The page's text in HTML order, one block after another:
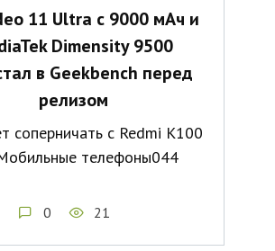
11 Ultra с 9000 мАч и
Dimensity 9500
в Geekbench перед
релизом
соперничать с Redmi K100
телефоны044
0 21